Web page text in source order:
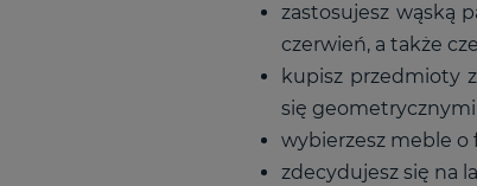
zastosujesz wąską
czerwień, a także
kupisz przedmioty
się
wybierzesz meble o
zdecydujesz się na